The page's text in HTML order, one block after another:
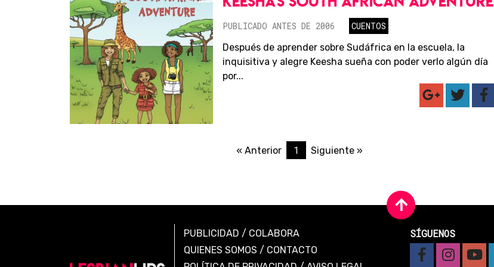
PUBLICADO ANTES DE 2006
CUENTOS
Después de aprender sobre Sudáfrica en la escuela, la
inquisitiva y alegre Keesha sueña con poder verlo algún día
por...
« Anterior 1 Siguiente »
PUBLICIDAD / COLABORA
QUIENES SOMOS / CONTACTO
SÍGUENOS